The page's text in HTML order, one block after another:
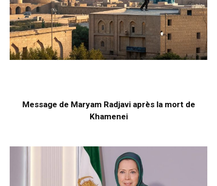
Message de Maryam Radjavi après la mort de
Khamenei